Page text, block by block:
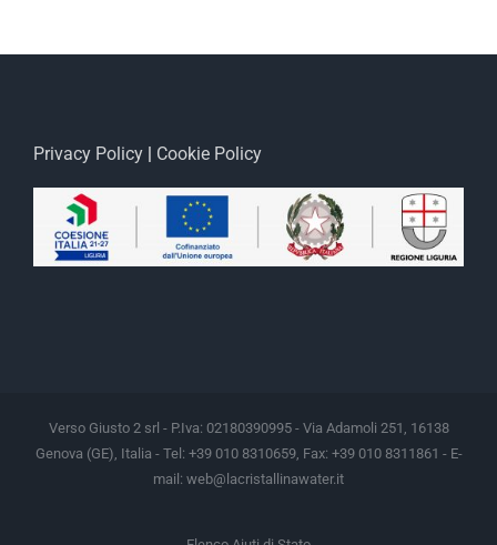
Privacy Policy Cookie Policy
Verso Giusto 2 srl - P.Iva: 02180390995 - Via Adamoli 251, 16138
Genova (GE), Italia - Tel: +39 010 8310659, Fax: +39 010 8311861 - E-
mail: web@lacristallinawater.it